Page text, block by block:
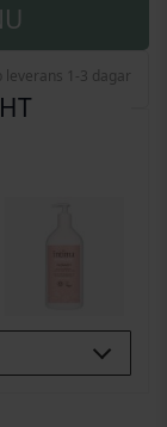
leverans 1-3 dagar